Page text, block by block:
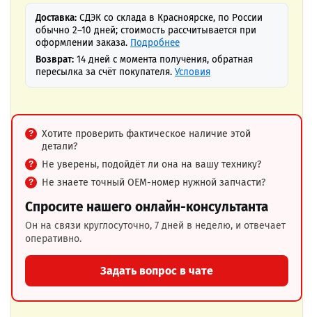
Доставка: СДЭК со склада в Красноярске, по России
обычно 2–10 дней; стоимость рассчитывается при
оформлении заказа. Подробнее
Возврат: 14 дней с момента получения, обратная
пересылка за счёт покупателя. Условия
Хотите проверить фактическое наличие этой
детали?
Не уверены, подойдёт ли она на вашу технику?
Не знаете точный OEM-номер нужной запчасти?
Спросите нашего онлайн-консультанта
Он на связи круглосуточно, 7 дней в неделю, и отвечает
оперативно.
Задать вопрос в чате